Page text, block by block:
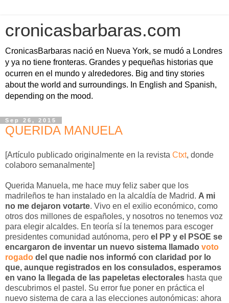
cronicasbarbaras.com
CronicasBarbaras nació en Nueva York, se mudó a Londres
y ya no tiene fronteras. Grandes y pequeñas historias que
ocurren en el mundo y alrededores. Big and tiny stories
about the world and surroundings. In English and Spanish,
depending on the mood.
Sep 26, 2015
QUERIDA MANUELA
[Artículo publicado originalmente en la revista Ctxt, donde
colaboro semanalmente]
Querida Manuela, me hace muy feliz saber que los
madrileños te han instalado en la alcaldía de Madrid. A mi
no me dejaron votarte. Vivo en el exilio económico, como
otros dos millones de españoles, y nosotros no tenemos voz
para elegir alcaldes. En teoría sí la tenemos para escoger
presidentes comunidad autónoma, pero el PP y el PSOE se
encargaron de inventar un nuevo sistema llamado voto
rogado del que nadie nos informó con claridad por lo
que, aunque registrados en los consulados, esperamos
en vano la llegada de las papeletas electorales hasta que
descubrimos el pastel. Su error fue poner en práctica el
nuevo sistema de cara a las elecciones autonómicas: ahora